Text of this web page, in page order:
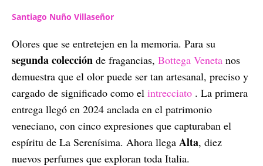
Santiago Nuño Villaseñor
Olores que se entretejen en la memoria. Para su
segunda colección de fragancias, Bottega Veneta nos
demuestra que el olor puede ser tan artesanal, preciso y
cargado de significado como el intrecciato . La primera
entrega llegó en 2024 anclada en el patrimonio
veneciano, con cinco expresiones que capturaban el
espíritu de La Serenísima. Ahora llega Alta, diez
nuevos perfumes que exploran toda Italia.